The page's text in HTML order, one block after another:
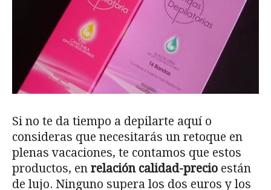
Si no te da tiempo a depilarte aquí o
consideras que necesitarás un retoque en
plenas vacaciones, te contamos que estos
productos, en relación calidad-precio están
de lujo. Ninguno supera los dos euros y los